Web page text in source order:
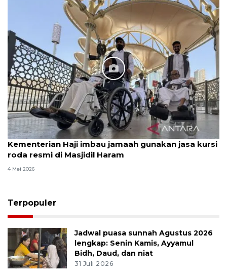
Kementerian Haji imbau jamaah gunakan jasa kursi
roda resmi di Masjidil Haram
4 Mei 2026
Terpopuler
Jadwal puasa sunnah Agustus 2026
lengkap: Senin Kamis, Ayyamul
Bidh, Daud, dan niat
31 Juli 2026